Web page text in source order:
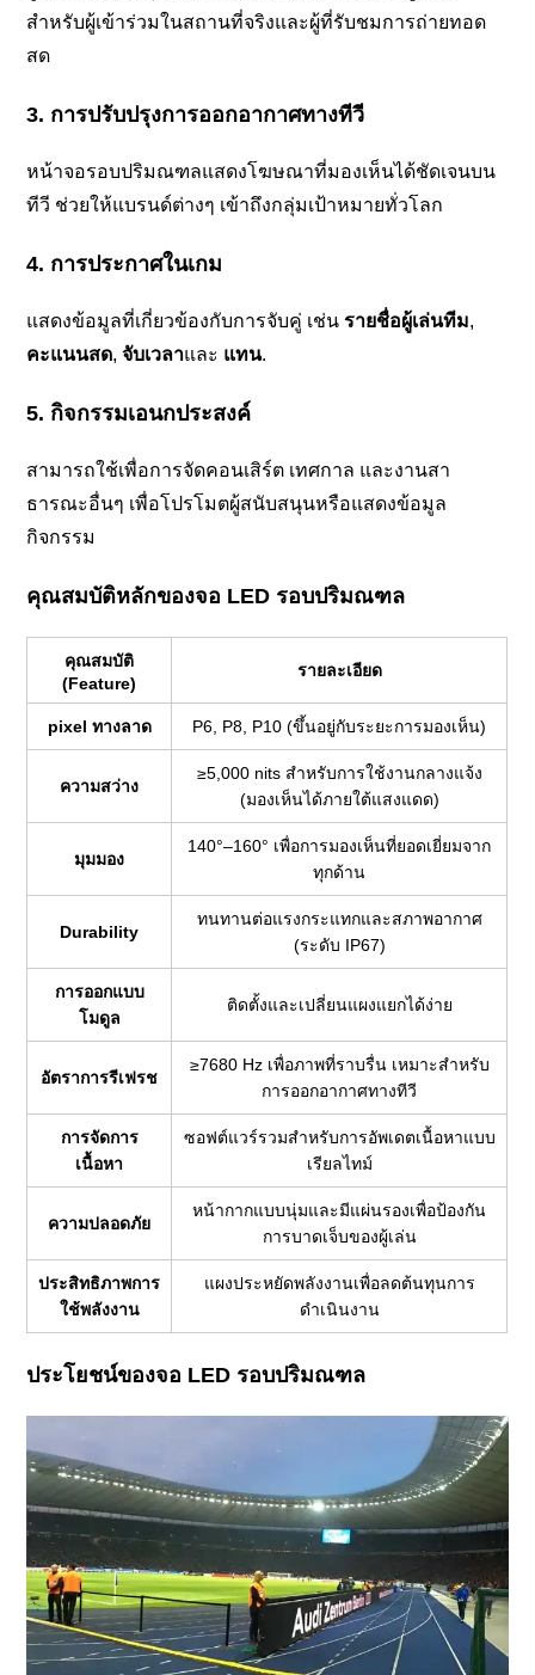
สำหรับผู้เข้าร่วมในสถานที่จริงและผู้ที่รับชมการถ่ายทอด
สด
3. การปรับปรุงการออกอากาศทางทีวี
หน้าจอรอบปริมณฑลแสดงโฆษณาที่มองเห็นได้ชัดเจนบน
ทีวี ช่วยให้แบรนด์ต่างๆ เข้าถึงกลุ่มเป้าหมายทั่วโลก
4. การประกาศในเกม
แสดงข้อมูลที่เกี่ยวข้องกับการจับคู่ เช่นรายชื่อผู้เล่นทีม,
คะแนนสด,จับเวลาและ แทน.
5. กิจกรรมเอนกประสงค์
สามารถใช้เพื่อการจัดคอนเสิร์ต เทศกาล และงานสา
ธารณะอื่นๆ เพื่อโปรโมตผู้สนับสนุนหรือแสดงข้อมูล
กิจกรรม
คุณสมบัติหลักของจอ LED รอบปริมณฑล
คุณสมบัติ
(Feature)
รายละเอียด
pixel ทางลาด P6, P8, P10 (ขึ้นอยู่กับระยะการมองเห็น)
ความสว่าง
≥5,000 nits สำหรับการใช้งานกลางแจ้ง
(มองเห็นได้ภายใต้แสงแดด)
มุมมอง
140°–160° เพื่อการมองเห็นที่ยอดเยี่ยมจาก
ทุกด้าน
Durability
ทนทานต่อแรงกระแทกและสภาพอากาศ
(ระดับ IP67)
การออกแบบ
โมดูล
ติดตั้งและเปลี่ยนแผงแยกได้ง่าย
อัตราการรีเฟรช
≥7680 Hz เพื่อภาพที่ราบรื่น เหมาะสำหรับ
การออกอากาศทางทีวี
การจัดการ
เนื้อหา
ซอฟต์แวร์รวมสำหรับการอัพเดตเนื้อหาแบบ
เรียลไทม์
ความปลอดภัย
หน้ากากแบบนุ่มและมีแผ่นรองเพื่อป้องกัน
การบาดเจ็บของผู้เล่น
ประสิทธิภาพการ
ใช้พลังงาน
แผงประหยัดพลังงานเพื่อลดต้นทุนการ
ดำเนินงาน
ประโยชน์ของจอ LED รอบปริมณฑล